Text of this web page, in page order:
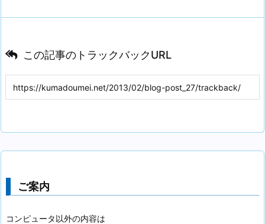
この記事のトラックバックURL
ご案内
コンピュータ以外の内容は